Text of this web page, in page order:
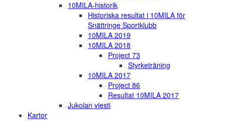
10MILA-historik
Historiska resultat i 10MILA för
Snättringe Sportklubb
10MILA 2019
10MILA 2018
Project 73
Styrketräning
10MILA 2017
Project 86
Resultat 10MILA 2017
Jukolan viesti
Kartor